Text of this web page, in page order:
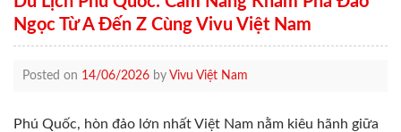
Ngọc Từ A Đến Z Cùng Vivu Việt Nam
Posted on 14/06/2026 by Vivu Việt Nam
Phú Quốc, hòn đảo lớn nhất Việt Nam nằm kiêu hãnh giữa